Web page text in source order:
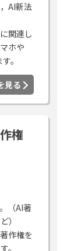
AI新法
関連し
ホや
。
見る
権
（AI著
）
作権を
。